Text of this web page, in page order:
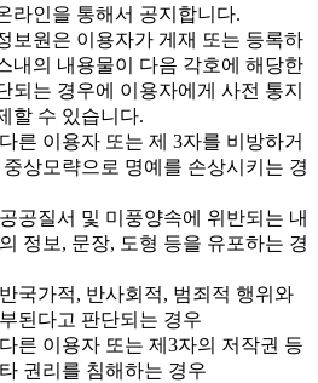
라인을 통해서 공지합니다.
보원은 이용자가 게재 또는 등록하
내의 내용물이 다음 각호에 해당한
되는 경우에 이용자에게 사전 통지
할 수 있습니다.
른 이용자 또는 제 3자를 비방하거
중상모략으로 명예를 손상시키는 경
공질서 및 미풍양속에 위반되는 내
정보, 문장, 도형 등을 유포하는 경
국가적, 반사회적, 범죄적 행위와
된다고 판단되는 경우
른 이용자 또는 제3자의 저작권 등
권리를 침해하는 경우